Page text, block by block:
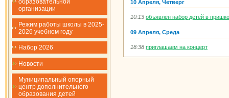
образовательной
организации
Режим работы школы в 2025-
2026 учебном году
Набор 2026
Новости
Муниципальный опорный
центр дополнительного
образования детей
10 Апреля, Четверг
10:13 объявлен набор детей в
09 Апреля, Среда
18:38 приглашаем на концерт